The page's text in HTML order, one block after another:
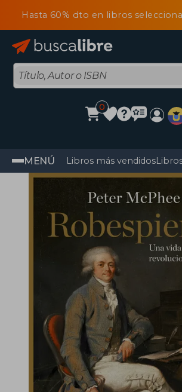
Hasta 60% dto en libros
0
MENÚ Libros más vendidos